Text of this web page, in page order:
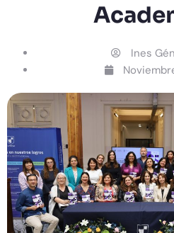
Ines